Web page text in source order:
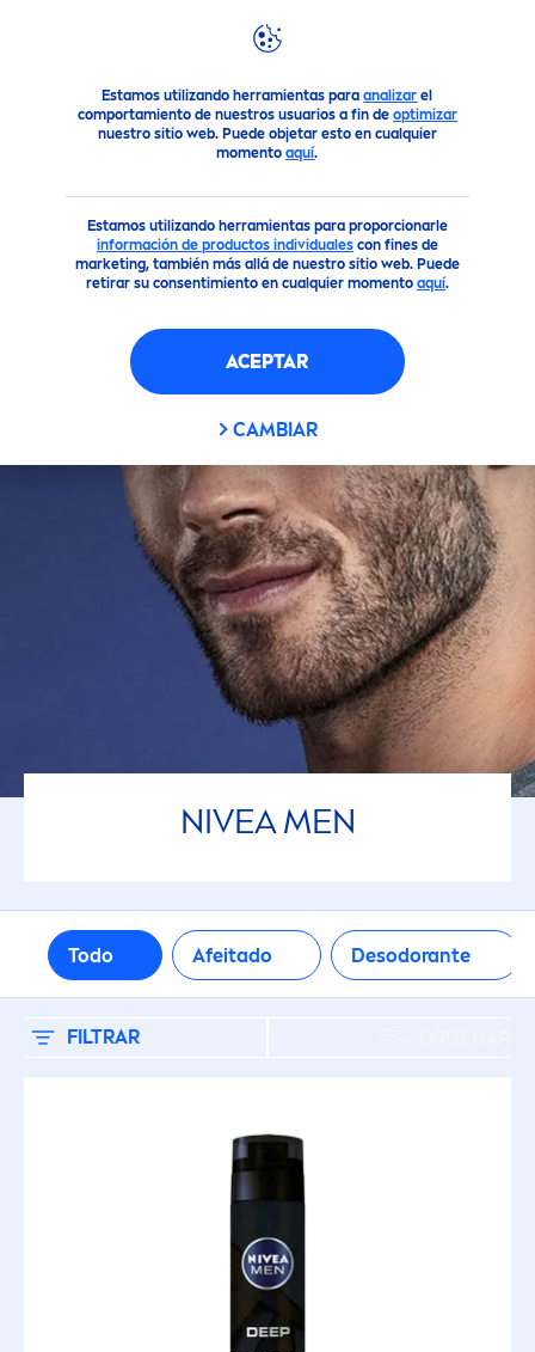
Estamos utilizando herramientas paraanalizar el
comportamiento de nuestros usuarios a fin de optimizar
nuestro sitio web. Puede objetar esto en cualquier
momentoaquí.
Estamos utilizando herramientas para proporcionarle
información de productos individualescon fines de
marketing, también más allá de nuestro sitio web. Puede
retirar su consentimiento en cualquier momento aquí.
ACEPTAR
CAMBIAR
Productos NIVEAMen
NIVEA MEN
Todo Afeitado Desodorante
FILTRAR
TIPO DE PIEL
Piel Seca
Piel Sensible
Todo tipo de piel
SIN INGREDIENTES
Alcohol (Alcohol Etílico)
Colorantes
Conservantes